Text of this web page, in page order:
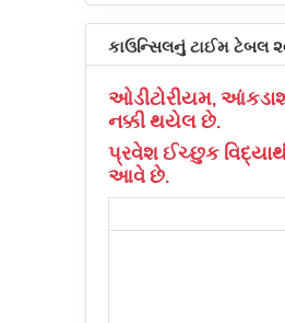
કાઉન્સિલનું ટાઈમ ટેબલ
ઓડીટોરીયમ,
નક્કી થયેલ છે.
પ્રવેશ ઈચ્છુક
આવે છે.